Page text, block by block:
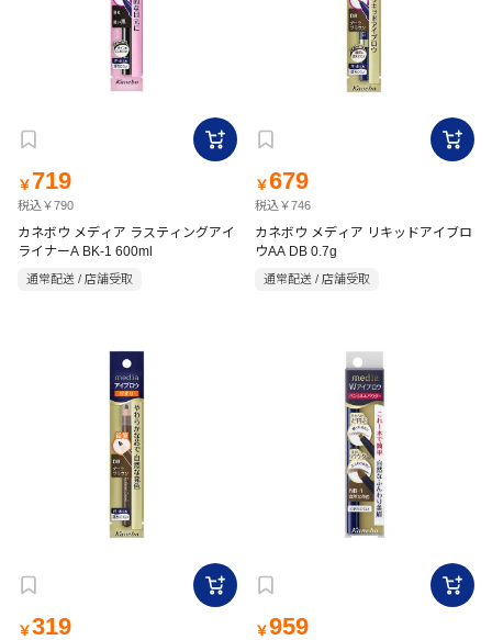
￥ 719
税込￥790
カネボウ メディア ラスティングアイ
ライナーA BK-1 600ml
通常配送 / 店舗受取
￥679
税込￥746
カネボウ メディア リキッドアイブロ
ウAA DB 0.7g
通常配送 / 店舗受取
￥319 ￥959